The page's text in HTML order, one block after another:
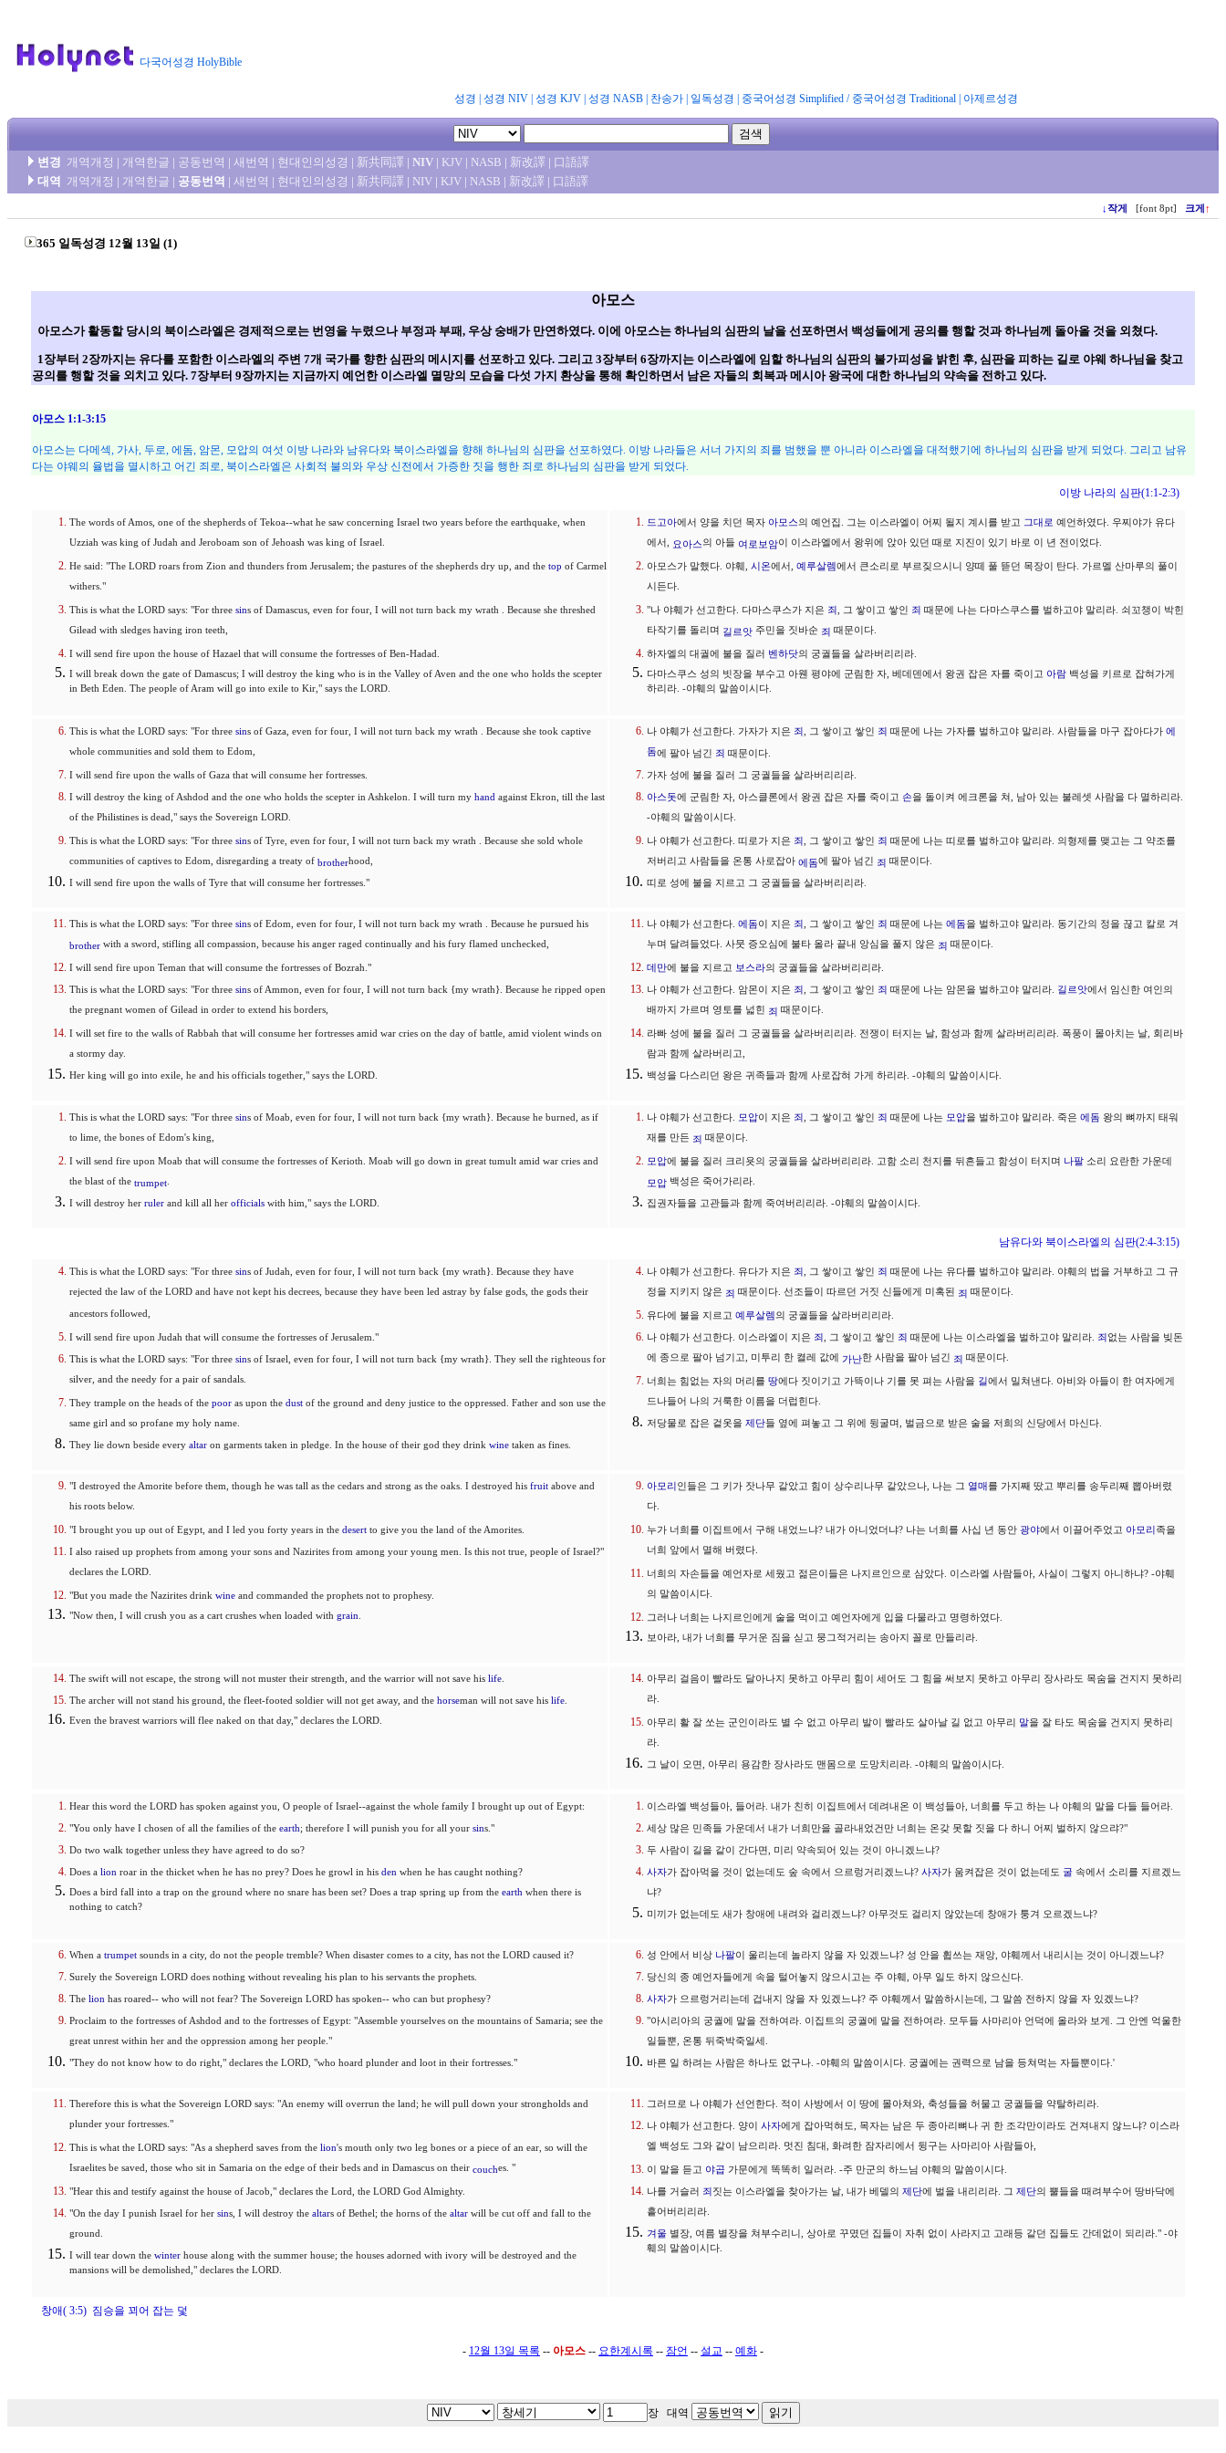
다국어성경 HolyBible
성경 성경 NIV| 성경 KJV| 성경 NASB| 찬송가| 일독성경 중국어성경 Simplified/ 중국어성경 Traditional| 아제르성경
변경 개역개정 | 개역한글 | 공동번역 | 새번역 | 현대인의성경 | 新共同譯 | NIV | KJV | NASB | 新改譯 | 口語譯
대역
개역개정 | 개역한글 | 공동번역 | 새번역 | 현대인의성경 | 新共同譯 | NIV | KJV | NASB | 新改譯 | 口語譯
↓ 작게 [font 8pt] 크게 ↑
365 일독성경 12월 13일 (1)
아모스
아모스가 활동할 당시의 북이스라엘은 경제적으로는 번영을 누렸으나 부정과 부패, 우상 숭배가 만연하였다. 이에 아모스는 하나님의 심판의 날을 선포하면서 백성들에게 공의를 행할 것과 하나님께 돌아올 것을 외쳤다.
1장부터 2장까지는 유다를 포함한 이스라엘의 주변 7개 국가를 향한 심판의 메시지를 선포하고 있다. 그리고 3장부터 6장까지는 이스라엘에 임할 하나님의 심판의 불가피성을 밝힌 후, 심판을 피하는 길로 야웨 하나님을 찾고
공의를 행할 것을 외치고 있다. 7장부터 9장까지는 지금까지 예언한 이스라엘 멸망의 모습을 다섯 가지 환상을 통해 확인하면서 남은 자들의 회복과 메시아 왕국에 대한 하나님의 약속을 전하고 있다.
아모스 1:1-3:15
아모스는 다메섹, 가사, 두로, 에돔, 암몬, 모압의 여섯 이방 나라와 남유다와 북이스라엘을 향해 하나님의 심판을 선포하였다. 이방 나라들은 서너 가지의 죄를 범했을 뿐 아니라 이스라엘을 대적했기에 하나님의 심판을 받게 되었다. 그리고 남유
다는 야웨의 율법을 멸시하고 어긴 죄로, 북이스라엘은 사회적 불의와 우상 신전에서 가증한 짓을 행한 죄로 하나님의 심판을 받게 되었다.
이방 나라의 심판(1:1-2:3)
The words of Amos, one of the shepherds of Tekoa--what he saw concerning Israel two years before the earthquake, when
Uzziah was king of Judah and Jeroboam son of Jehoash was king of Israel.
He said: "The LORD roars from Zion and thunders from Jerusalem; the pastures of the shepherds dry up, and the top of Carmel
withers."
This is what the LORD says: "For three sins of Damascus, even for four, I will not turn back my wrath . Because she threshed
Gilead with sledges having iron teeth,
I will send fire upon the house of Hazael that will consume the fortresses of Ben-Hadad.
I will break down the gate of Damascus; I will destroy the king who is in the Valley of Aven and the one who holds the scepter
in Beth Eden. The people of Aram will go into exile to Kir," says the LORD.
드고아에서 양을 치던 목자 아모스의 예언집. 그는 이스라엘이 어찌 될지 계시를 받고 그대로 예언하였다. 우찌야가 유다
에서, 요아스의 아들 여로보암이 이스라엘에서 왕위에 앉아 있던 때로 지진이 있기 바로 이 년 전이었다.
아모스가 말했다. 야훼, 시온에서, 예루살렘에서 큰소리로 부르짖으시니 양떼 풀 뜯던 목장이 탄다. 가르멜 산마루의 풀이
시든다.
"나 야훼가 선고한다. 다마스쿠스가 지은 죄 , 그 쌓이고 쌓인 죄 때문에 나는 다마스쿠스를 벌하고야 말리라. 쇠꼬챙이 박힌
타작기를 돌리며 길르앗 주민을 짓바순 죄 때문이다.
하자엘의 대궐에 불을 질러 벤하닷의 궁궐들을 살라버리리라.
다마스쿠스 성의 빗장을 부수고 아웬 평야에 군림한 자, 베데덴에서 왕권 잡은 자를 죽이고 아람 백성을 키르로 잡혀가게
하리라. -야훼의 말씀이시다.
This is what the LORD says: "For three sins of Gaza, even for four, I will not turn back my wrath . Because she took captive
whole communities and sold them to Edom,
I will send fire upon the walls of Gaza that will consume her fortresses.
I will destroy the king of Ashdod and the one who holds the scepter in Ashkelon. I will turn my hand against Ekron, till the last
of the Philistines is dead," says the Sovereign LORD.
This is what the LORD says: "For three sins of Tyre, even for four, I will not turn back my wrath . Because she sold whole
communities of captives to Edom, disregarding a treaty of brotherhood,
I will send fire upon the walls of Tyre that will consume her fortresses."
나 야훼가 선고한다. 가자가 지은 죄 , 그 쌓이고 쌓인 죄 때문에 나는 가자를 벌하고야 말리라. 사람들을 마구 잡아다가 에
돔에 팔아 넘긴 죄 때문이다.
가자 성에 불을 질러 그 궁궐들을 살라버리리라.
아스돗에 군림한 자, 아스클론에서 왕권 잡은 자를 죽이고 손을 돌이켜 에크론을 쳐, 남아 있는 불레셋 사람을 다 멸하리라.
-야훼의 말씀이시다.
나 야훼가 선고한다. 띠로가 지은 죄 , 그 쌓이고 쌓인 죄 때문에 나는 띠로를 벌하고야 말리라. 의형제를 맺고는 그 약조를
저버리고 사람들을 온통 사로잡아 에돔에 팔아 넘긴 죄 때문이다.
띠로 성에 불을 지르고 그 궁궐들을 살라버리리라.
This is what the LORD says: "For three sins of Edom, even for four, I will not turn back my wrath . Because he pursued his
brother with a sword, stifling all compassion, because his anger raged continually and his fury flamed unchecked,
I will send fire upon Teman that will consume the fortresses of Bozrah."
This is what the LORD says: "For three sins of Ammon, even for four, I will not turn back {my wrath}. Because he ripped open
the pregnant women of Gilead in order to extend his borders,
I will set fire to the walls of Rabbah that will consume her fortresses amid war cries on the day of battle, amid violent winds on
a stormy day.
Her king will go into exile, he and his officials together," says the LORD.
나 야훼가 선고한다. 에돔이 지은 죄 , 그 쌓이고 쌓인 죄 때문에 나는 에돔을 벌하고야 말리라. 동기간의 정을 끊고 칼로 겨
누며 달려들었다. 사뭇 증오심에 불타 올라 끝내 앙심을 풀지 않은 죄 때문이다.
데만에 불을 지르고 보스라의 궁궐들을 살라버리리라.
나 야훼가 선고한다. 암몬이 지은 죄 , 그 쌓이고 쌓인 죄 때문에 나는 암몬을 벌하고야 말리라. 길르앗에서 임신한 여인의
배까지 가르며 영토를 넓힌 죄 때문이다.
라빠 성에 불을 질러 그 궁궐들을 살라버리리라. 전쟁이 터지는 날, 함성과 함께 살라버리리라. 폭풍이 몰아치는 날, 회리바
람과 함께 살라버리고,
백성을 다스리던 왕은 귀족들과 함께 사로잡혀 가게 하리라. -야훼의 말씀이시다.
This is what the LORD says: "For three sins of Moab, even for four, I will not turn back {my wrath}. Because he burned, as if
to lime, the bones of Edom's king,
I will send fire upon Moab that will consume the fortresses of Kerioth. Moab will go down in great tumult amid war cries and
the blast of the trumpet.
I will destroy her ruler and kill all her officials with him," says the LORD.
나 야훼가 선고한다. 모압이 지은 죄 , 그 쌓이고 쌓인 죄 때문에 나는 모압을 벌하고야 말리라. 죽은 에돔 왕의 뼈까지 태워
재를 만든 죄 때문이다.
모압에 불을 질러 크리욧의 궁궐들을 살라버리리라. 고함 소리 천지를 뒤흔들고 함성이 터지며 나팔 소리 요란한 가운데
모압 백성은 죽어가리라.
집권자들을 고관들과 함께 죽여버리리라. -야훼의 말씀이시다.
남유다와 북이스라엘의 심판(2:4-3:15)
This is what the LORD says: "For three sins of Judah, even for four, I will not turn back {my wrath}. Because they have
rejected the law of the LORD and have not kept his decrees, because they have been led astray by false gods, the gods their
ancestors followed,
I will send fire upon Judah that will consume the fortresses of Jerusalem."
This is what the LORD says: "For three sins of Israel, even for four, I will not turn back {my wrath}. They sell the righteous for
silver, and the needy for a pair of sandals.
They trample on the heads of the poor as upon the dust of the ground and deny justice to the oppressed. Father and son use the
same girl and so profane my holy name.
They lie down beside every altar on garments taken in pledge. In the house of their god they drink wine taken as fines.
나 야훼가 선고한다. 유다가 지은 죄 , 그 쌓이고 쌓인 죄 때문에 나는 유다를 벌하고야 말리라. 야훼의 법을 거부하고 그 규
정을 지키지 않은 죄 때문이다. 선조들이 따르던 거짓 신들에게 미혹된 죄 때문이다.
유다에 불을 지르고 예루살렘 의 궁궐들을 살라버리리라.
나 야훼가 선고한다. 이스라엘이 지은 죄 , 그 쌓이고 쌓인 죄 때문에 나는 이스라엘을 벌하고야 말리라. 죄 없는 사람을 빚돈
에 종으로 팔아 넘기고, 미투리 한 켤레 값에 가난한 사람을 팔아 넘긴 죄 때문이다.
너희는 힘없는 자의 머리를 땅에다 짓이기고 가뜩이나 기를 못 펴는 사람을 길에서 밀쳐낸다. 아비와 아들이 한 여자에게
드나들어 나의 거룩한 이름을 더럽힌다.
저당물로 잡은 겉옷을 제단들 옆에 펴놓고 그 위에 뒹굴며, 벌금으로 받은 술을 저희의 신당에서 마신다.
"I destroyed the Amorite before them, though he was tall as the cedars and strong as the oaks. I destroyed his fruit above and
his roots below.
"I brought you up out of Egypt, and I led you forty years in the desert to give you the land of the Amorites.
I also raised up prophets from among your sons and Nazirites from among your young men. Is this not true, people of Israel?"
declares the LORD.
"But you made the Nazirites drink wine and commanded the prophets not to prophesy.
"Now then, I will crush you as a cart crushes when loaded with grain
아모리 인들은 그 키가 잣나무 같았고 힘이 상수리나무 같았으나, 나는 그 열매를 가지째 땄고 뿌리를 송두리째 뽑아버렸
다.
누가 너희를 이집트에서 구해 내었느냐? 내가 아니었더냐? 나는 너희를 사십 년 동안 광야에서 이끌어주었고 아모리 족을
너희 앞에서 멸해 버렸다.
너희의 자손들을 예언자로 세웠고 젊은이들은 나지르인으로 삼았다. 이스라엘 사람들아, 사실이 그렇지 아니하냐? -야훼
의 말씀이시다.
그러나 너희는 나지르인에게 술을 먹이고 예언자에게 입을 다물라고 명령하였다.
보아라, 내가 너희를 무거운 짐을 싣고 뭉그적거리는 송아지 꼴로 만들리라.
The swift will not escape, the strong will not muster their strength, and the warrior will not save his life
The archer will not stand his ground, the fleet-footed soldier will not get away, and the horseman will not save his life
Even the bravest warriors will flee naked on that day," declares the LORD.
아무리 걸음이 빨라도 달아나지 못하고 아무리 힘이 세어도 그 힘을 써보지 못하고 아무리 장사라도 목숨을 건지지 못하리
라.
아무리 활 잘 쏘는 군인이라도 별 수 없고 아무리 발이 빨라도 살아날 길 없고 아무리 말을 잘 타도 목숨을 건지지 못하리
라.
그 날이 오면, 아무리 용감한 장사라도 맨몸으로 도망치리라. -야훼의 말씀이시다.
Hear this word the LORD has spoken against you, O people of Israel--against the whole family I brought up out of Egypt:
"You only have I chosen of all the families of the earth; therefore I will punish you for all your sins."
Do two walk together unless they have agreed to do so?
Does a lion roar in the thicket when he has no prey? Does he growl in his den when he has caught nothing?
Does a bird fall into a trap on the ground where no snare has been set? Does a trap spring up from the earth when there is
nothing to catch?
이스라엘 백성들아, 들어라. 내가 친히 이집트에서 데려내온 이 백성들아, 너희를 두고 하는 나 야훼의 말을 다들 들어라.
세상 많은 민족들 가운데서 내가 너희만을 골라내었건만 너희는 온갖 못할 짓을 다 하니 어찌 벌하지 않으랴?"
두 사람이 길을 같이 간다면, 미리 약속되어 있는 것이 아니겠느냐?
사자가 잡아먹을 것이 없는데도 숲 속에서 으르렁거리겠느냐? 사자가 움켜잡은 것이 없는데도 굴 속에서 소리를 지르겠느
냐?
미끼가 없는데도 새가 창애에 내려와 걸리겠느냐? 아무것도 걸리지 않았는데 창애가 퉁겨 오르겠느냐?
When a trumpet sounds in a city, do not the people tremble? When disaster comes to a city, has not the LORD caused it?
Surely the Sovereign LORD does nothing without revealing his plan to his servants the prophets.
The lion has roared-- who will not fear? The Sovereign LORD has spoken-- who can but prophesy?
Proclaim to the fortresses of Ashdod and to the fortresses of Egypt: "Assemble yourselves on the mountains of Samaria; see the
great unrest within her and the oppression among her people."
"They do not know how to do right," declares the LORD, "who hoard plunder and loot in their fortresses."
성 안에서 비상 나팔이 울리는데 놀라지 않을 자 있겠느냐? 성 안을 휩쓰는 재앙, 야훼께서 내리시는 것이 아니겠느냐?
당신의 종 예언자들에게 속을 털어놓지 않으시고는 주 야훼, 아무 일도 하지 않으신다.
사자가 으르렁거리는데 겁내지 않을 자 있겠느냐? 주 야훼께서 말씀하시는데, 그 말씀 전하지 않을 자 있겠느냐?
"아시리아의 궁궐에 말을 전하여라. 이집트의 궁궐에 말을 전하여라. 모두들 사마리아 언덕에 올라와 보게. 그 안엔 억울한
일들뿐, 온통 뒤죽박죽일세.
바른 일 하려는 사람은 하나도 없구나. -야훼의 말씀이시다. 궁궐에는 권력으로 남을 등쳐먹는 자들뿐이다.'
Therefore this is what the Sovereign LORD says: "An enemy will overrun the land; he will pull down your strongholds and
plunder your fortresses."
This is what the LORD says: "As a shepherd saves from the lion's mouth only two leg bones or a piece of an ear, so will the
Israelites be saved, those who sit in Samaria on the edge of their beds and in Damascus on their couches. "
"Hear this and testify against the house of Jacob," declares the Lord, the LORD God Almighty.
"On the day I punish Israel for her sins, I will destroy the altars of Bethel; the horns of the altar will be cut off and fall to the
ground.
I will tear down the winter house along with the summer house; the houses adorned with ivory will be destroyed and the
mansions will be demolished," declares the LORD.
그러므로 나 야훼가 선언한다. 적이 사방에서 이 땅에 몰아쳐와, 축성들을 허물고 궁궐들을 약탈하리라.
나 야훼가 선고한다. 양이 사자에게 잡아먹혀도, 목자는 남은 두 종아리뼈나 귀 한 조각만이라도 건져내지 않느냐? 이스라
엘 백성도 그와 같이 남으리라. 멋진 침대, 화려한 잠자리에서 뒹구는 사마리아 사람들아,
이 말을 듣고 야곱 가문에게 똑똑히 일러라. -주 만군의 하느님 야훼의 말씀이시다.
나를 거슬러 죄 짓는 이스라엘을 찾아가는 날, 내가 베델의 제단에 벌을 내리리라. 그 제단의 뿔들을 때려부수어 땅바닥에
흩어버리리라.
겨울 별장, 여름 별장을 쳐부수리니, 상아로 꾸몄던 집들이 자취 없이 사라지고 고래등 같던 집들도 간데없이 되리라." -야
훼의 말씀이시다.
창애( 3:5) 짐승을 꾀어 잡는 덫
- 12월 13일 목록 -- 아모스 -- 요한계시록 -- 잠언 -- 설교 -- 예화 -
장 대역